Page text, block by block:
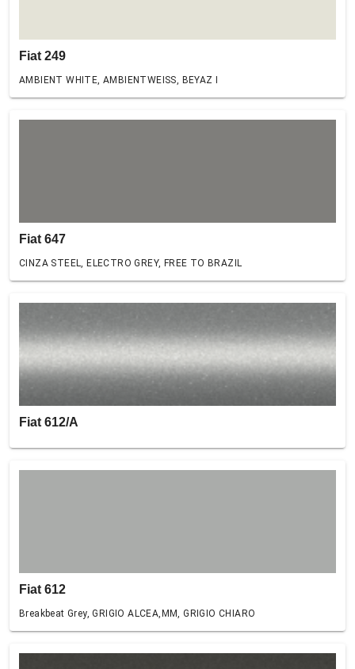
Fiat 249
AMBIENT WHITE, AMBIENTWEISS, BEYAZ I
Fiat 647
CINZA STEEL, ELECTRO GREY, FREE TO BRAZIL
Fiat 612/A
Fiat 612
Breakbeat Grey, GRIGIO ALCEA,MM, GRIGIO CHIARO